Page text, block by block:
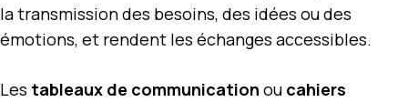
la transmission des besoins, des idées ou des
émotions, et rendent les échanges accessibles.
Les tableaux de communication ou cahiers